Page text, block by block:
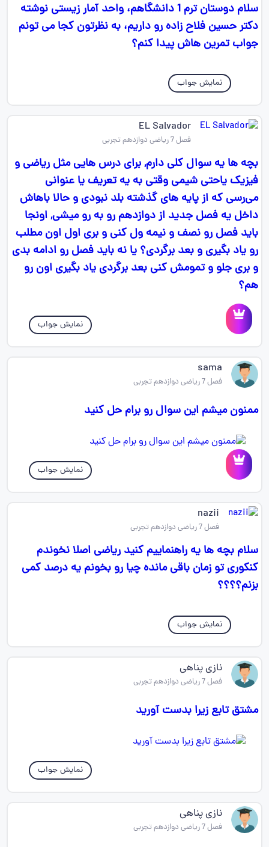
سلام دوستان ترم 1 دانشگاهم، واحد آمار زیستی نوشته
دکتر حسین فلاح زاده رو داریم، به نظرتون کجا می تونم
جواب تمرین هاش پیدا کنم؟
نمایش جواب
EL Salvador
فصل 7 ریاضی دوازدهم تجربی
بچه ها یه سوال کلی دارم, برای درس هایی مثل ریاضی و
فیزیک یاحتی شیمی وقتی به یه تعریف یا عنوانی
می‌رسی که از پایه های گذشته بلد نبودی و حالا باهاش
داخل یه فصل جدید از دوازدهم رو به رو میشی, اونجا
باید فصل رو نصف و نیمه ول کنی و بری اول اون مطلب
رو یاد بگیری و بعد برگردی؟ یا نه باید فصل رو ادامه بدی
و بری جلو و تمومش کنی بعد برگردی یاد بگیری اون رو
هم؟
نمایش جواب
sama
فصل 7 ریاضی دوازدهم تجربی
ممنون میشم این سوال رو برام حل کنید
نمایش جواب
nazii
فصل 7 ریاضی دوازدهم تجربی
سلام بچه ها یه راهنماییم کنید ریاضی اصلا نخوندم
کنکوری تو زمان باقی مانده چیا رو بخونم یه درصد کمی
بزنم؟؟؟؟
نمایش جواب
نازی پناهی
فصل 7 ریاضی دوازدهم تجربی
مشتق تابع زیرا بدست آورید
نمایش جواب
نازی پناهی
فصل 7 ریاضی دوازدهم تجربی